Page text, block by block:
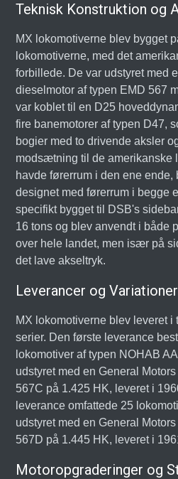
Teknisk Konstruktion og
MX lokomotiverne blev bygget
lokomotiverne, med det
forbillede. De var udstyret med
dieselmotor af typen EMD 567
var koblet til en D25
fire banemotorer af typen D47,
bogier med to drivende aksler
modsætning til de amerikanske
havde førerrum i den ene
designet med førerrum i begge
specifikt bygget til DSB's
16 tons og blev anvendt i både
over hele landet, men især på
det lave akseltryk.
Leverancer og Variationer
MX lokomotiverne blev leveret
serier. Den første leverance
lokomotiver af typen NOHAB
udstyret med en General
567C på 1.425 HK, leveret i
leverance omfattede 25
udstyret med en General
567D på 1.445 HK, leveret i
Motoropgraderinger og